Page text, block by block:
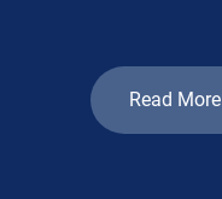
Read More